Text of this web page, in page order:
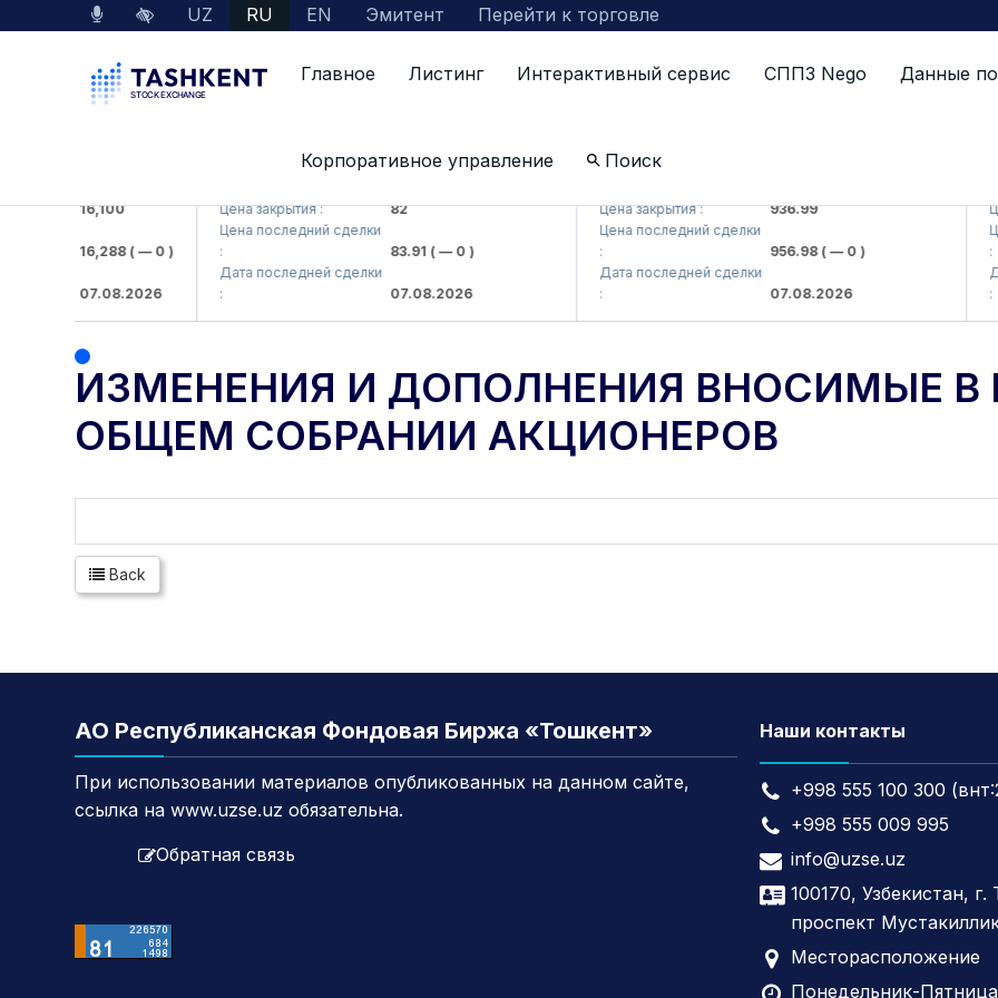
UZ RU EN Эмитент Перейти к торговле
Главное Листинг Интерактивный сервис СППЗ Nego Данные
Корпоративное управление Поиск
16,100
16,288( — 0 )
07.08.2026
Цена закрытия :
82
Цена последний сделки
83.91( — 0 )
Дата последней сделки
07.08.2026
Цена закрытия :
936.99
Цена последний сделки
956.98( — 0 )
Дата последней сделки
07.08.2026
ИЗМЕНЕНИЯ И ДОПОЛНЕНИЯ ВНОСИМЫЕ В
ОБЩЕМ СОБРАНИИ АКЦИОНЕРОВ
Back
АО Республиканская Фондовая Биржа «Тошкент»
При использовании материалов опубликованных на данном сайте,
ссылка на www.uzse.uz обязательна.
Обратная связь
Наши контакты
+998 555 100 300
+998 555 009 995
info@uzse.uz
100170, Узбекистан, г.
проспект
Месторасположение
Понедельник-